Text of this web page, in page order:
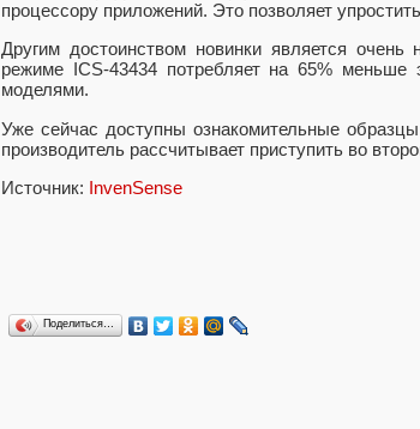
процессору приложений. Это позволяет
Другим достоинством новинки является очень
режиме ICS-43434 потребляет на 65%
моделями.
Уже сейчас доступны ознакомительные
производитель рассчитывает приступить во
Источник: InvenSense
Поделиться…